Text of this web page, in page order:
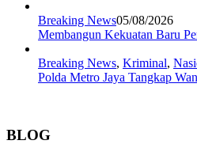
Breaking News05/08/2026
Membangun Kekuatan Baru
Breaking News, Kriminal,
Polda Metro Jaya Tangkap
BLOG